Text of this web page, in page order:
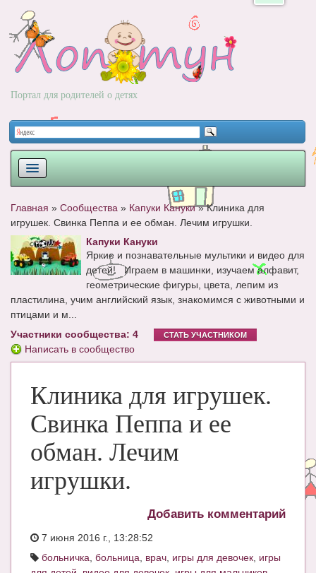
Портал для родителей о детях
РОДЫ
НОВОРОЖДЕННЫЙ
ВОПРОС-ОТВЕТ
ЧАТ
КНИГИ
Рекомендовано
Сказки
ПСИХОЛОГИЯ
МОДА И КРАСОТА
Главная » Сообщества » Капуки Кануки»Клиника для
игрушек. Свинка Пеппа и ее обман. Лечим игрушки.
Капуки Кануки
Яркие и познавательные мультики и видео для
детей! Играем в машинки, изучаем алфавит,
геометрические фигуры, цвета, лепим из
пластилина, учим английский язык, знакомимся с животными и
птицами и м...
Участники сообщества: 4
СТАТЬ УЧАСТНИКОМ
Написать в сообщество
Клиника для игрушек.
Свинка Пеппа и ее
обман. Лечим
игрушки.
Добавить комментарий
7 июня 2016 г., 13:28:52
больничка больница врач игры для девочек игры